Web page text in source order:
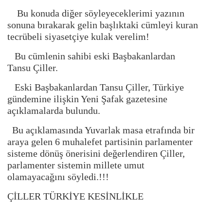
Bu konuda diğer söyleyeceklerimi yazının
sonuna bırakarak gelin başlıktaki cümleyi kuran
tecrübeli siyasetçiye kulak verelim!
Bu cümlenin sahibi eski Başbakanlardan
Tansu Çiller.
Eski Başbakanlardan Tansu Çiller, Türkiye
gündemine ilişkin Yeni Şafak gazetesine
açıklamalarda bulundu.
Bu açıklamasında Yuvarlak masa etrafında bir
araya gelen 6 muhalefet partisinin parlamenter
sisteme dönüş önerisini değerlendiren Çiller,
parlamenter sistemin millete umut
olamayacağını söyledi.!!!
ÇİLLER TÜRKİYE KESİNLİKLE